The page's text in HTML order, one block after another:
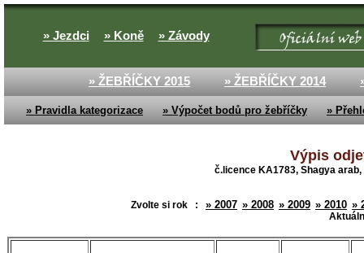
» Jezdci » Koně » Závody
» ŽEBŘÍČKY 2015 » ŽEBŘÍČKY 2014
» Pravidla kategorizace » Výpočet bodů pro žebříčky »
Výpis
č.licence KA1783, Shagya
Zvolte si rok : » 2007 » 2008 » 2009 » 2010 »